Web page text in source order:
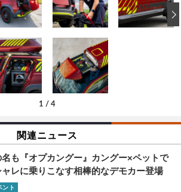
1 / 4
関連ニュース
名も『オプカングー』カングー×ペットで
レに乗りこなす相棒的なデモカー登場
ント